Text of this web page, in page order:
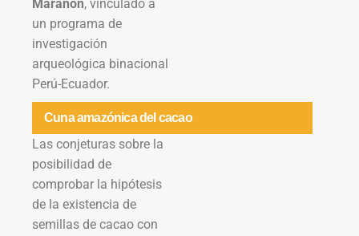
Marañón, vinculado a
un programa de
investigación
arqueológica binacional
Perú-Ecuador.
Cuna amazónica del cacao
Las conjeturas sobre la
posibilidad de
comprobar la hipótesis
de la existencia de
semillas de cacao con